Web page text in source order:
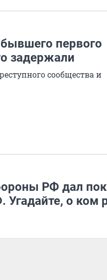
первого
задержали
сообщества и
РФ дал
о ком